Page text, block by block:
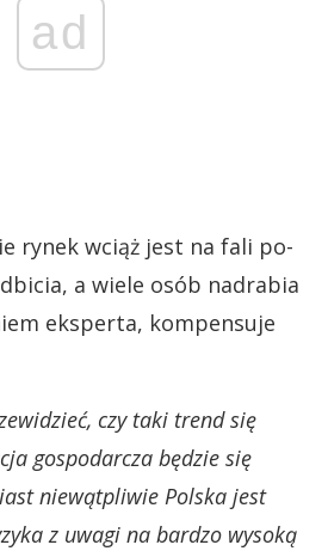
ad
rynek wciąż jest na fali po-
a wiele osób nadrabia
eksperta, kompensuje
czy taki trend się
gospodarcza będzie się
niewątpliwie Polska jest
z uwagi na bardzo wysoką